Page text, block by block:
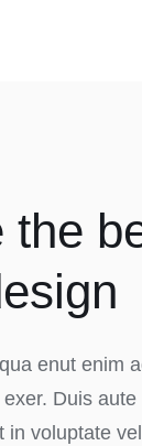
the
enut enim
Duis aute
in voluptate